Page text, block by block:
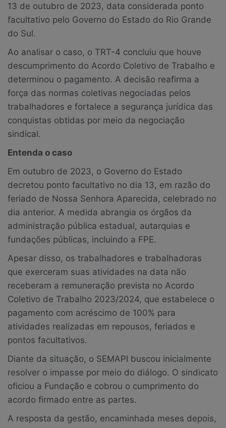
13 de outubro de 2023, data considerada ponto
facultativo pelo Governo do Estado do Rio Grande
do Sul.
Ao analisar o caso, o TRT-4 concluiu que houve
descumprimento do Acordo Coletivo de Trabalho e
determinou o pagamento. A decisão reafirma a
força das normas coletivas negociadas pelos
trabalhadores e fortalece a segurança jurídica das
conquistas obtidas por meio da negociação
sindical.
Entenda o caso
Em outubro de 2023, o Governo do Estado
decretou ponto facultativo no dia 13, em razão do
feriado de Nossa Senhora Aparecida, celebrado no
dia anterior. A medida abrangia os órgãos da
administração pública estadual, autarquias e
fundações públicas, incluindo a FPE.
Apesar disso, os trabalhadores e trabalhadoras
que exerceram suas atividades na data não
receberam a remuneração prevista no Acordo
Coletivo de Trabalho 2023/2024, que estabelece o
pagamento com acréscimo de 100% para
atividades realizadas em repousos, feriados e
pontos facultativos.
Diante da situação, o SEMAPI buscou inicialmente
resolver o impasse por meio do diálogo. O sindicato
oficiou a Fundação e cobrou o cumprimento do
acordo firmado entre as partes.
A resposta da gestão, encaminhada meses depois,